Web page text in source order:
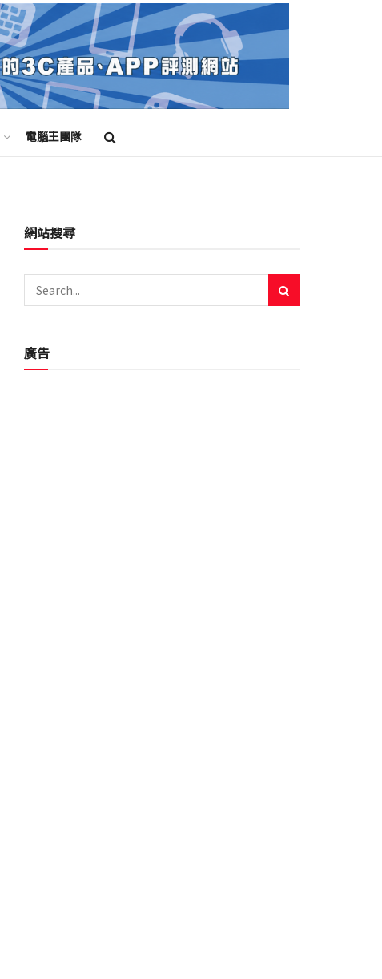
電腦王團隊
網站搜尋
廣告